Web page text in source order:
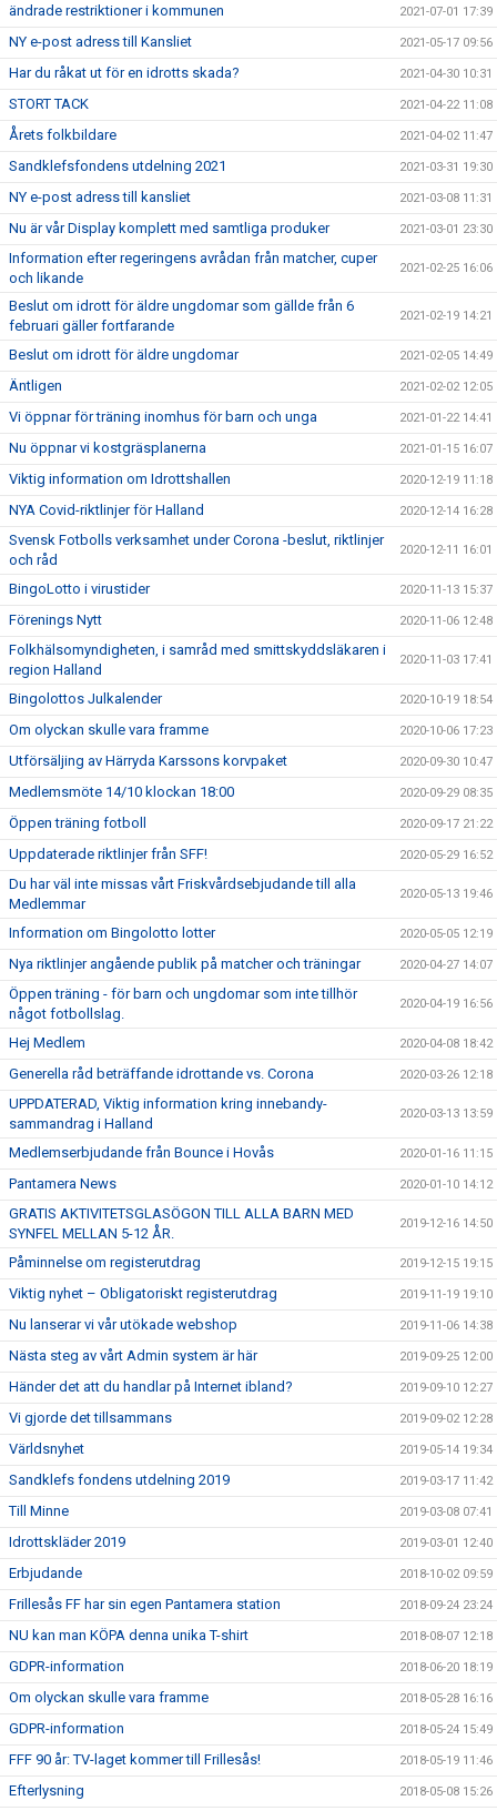
ändrade restriktioner i kommunen 2021-07-01 17:39
NY e-post adress till Kansliet 2021-05-17 09:56
Har du råkat ut för en idrotts skada? 2021-04-30 10:31
STORT TACK 2021-04-22 11:08
Årets folkbildare 2021-04-02 11:47
Sandklefsfondens utdelning 2021 2021-03-31 19:30
NY e-post adress till kansliet 2021-03-08 11:31
Nu är vår Display komplett med samtliga produker 2021-03-01 23:30
Information efter regeringens avrådan från matcher, cuper
och likande
2021-02-25 16:06
Beslut om idrott för äldre ungdomar som gällde från 6
februari gäller fortfarande
2021-02-19 14:21
Beslut om idrott för äldre ungdomar 2021-02-05 14:49
Äntligen 2021-02-02 12:05
Vi öppnar för träning inomhus för barn och unga 2021-01-22 14:41
Nu öppnar vi kostgräsplanerna 2021-01-15 16:07
Viktig information om Idrottshallen 2020-12-19 11:18
NYA Covid-riktlinjer för Halland 2020-12-14 16:28
Svensk Fotbolls verksamhet under Corona -beslut, riktlinjer
och råd
2020-12-11 16:01
BingoLotto i virustider 2020-11-13 15:37
Förenings Nytt 2020-11-06 12:48
Folkhälsomyndigheten, i samråd med smittskyddsläkaren i
region Halland
2020-11-03 17:41
Bingolottos Julkalender 2020-10-19 18:54
Om olyckan skulle vara framme 2020-10-06 17:23
Utförsäljing av Härryda Karssons korvpaket 2020-09-30 10:47
Medlemsmöte 14/10 klockan 18:00 2020-09-29 08:35
Öppen träning fotboll 2020-09-17 21:22
Uppdaterade riktlinjer från SFF! 2020-05-29 16:52
Du har väl inte missas vårt Friskvårdsebjudande till alla
Medlemmar
2020-05-13 19:46
Information om Bingolotto lotter 2020-05-05 12:19
Nya riktlinjer angående publik på matcher och träningar 2020-04-27 14:07
Öppen träning - för barn och ungdomar som inte tillhör
något fotbollslag.
2020-04-19 16:56
Hej Medlem 2020-04-08 18:42
Generella råd beträffande idrottande vs. Corona 2020-03-26 12:18
UPPDATERAD, Viktig information kring innebandy-
sammandrag i Halland
2020-03-13 13:59
Medlemserbjudande från Bounce i Hovås 2020-01-16 11:15
Pantamera News 2020-01-10 14:12
GRATIS AKTIVITETSGLASÖGON TILL ALLA BARN MED
SYNFEL MELLAN 5-12 ÅR.
2019-12-16 14:50
Påminnelse om registerutdrag 2019-12-15 19:15
Viktig nyhet – Obligatoriskt registerutdrag 2019-11-19 19:10
Nu lanserar vi vår utökade webshop 2019-11-06 14:38
Nästa steg av vårt Admin system är här 2019-09-25 12:00
Händer det att du handlar på Internet ibland? 2019-09-10 12:27
Vi gjorde det tillsammans 2019-09-02 12:28
Världsnyhet 2019-05-14 19:34
Sandklefs fondens utdelning 2019 2019-03-17 11:42
Till Minne 2019-03-08 07:41
Idrottskläder 2019 2019-03-01 12:40
Erbjudande 2018-10-02 09:59
Frillesås FF har sin egen Pantamera station 2018-09-24 23:24
NU kan man KÖPA denna unika T-shirt 2018-08-07 12:18
GDPR-information 2018-06-20 18:19
Om olyckan skulle vara framme 2018-05-28 16:16
GDPR-information 2018-05-24 15:49
FFF 90 år: TV-laget kommer till Frillesås! 2018-05-19 11:46
Efterlysning 2018-05-08 15:26